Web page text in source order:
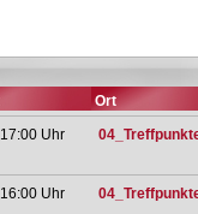
Ort
Uhr
Uhr